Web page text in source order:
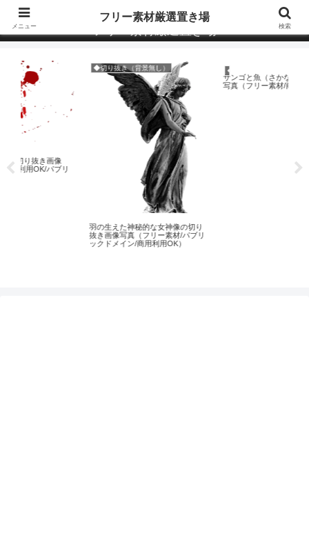
全て商用利用OK・Pixabayなど「パブリックドメイン画像」多数
◆切り抜き（背景無し）
羽の生えた神秘的な女神像の切り
抜き画像写真（フリー素材/パブリ
ックドメイン/商用利用OK）
◆動物（水中）
サンゴと魚（さかな）たちの画像
写真（フリー素材/商用利用OK）
メニュー
フリー素材厳選置き場
検索